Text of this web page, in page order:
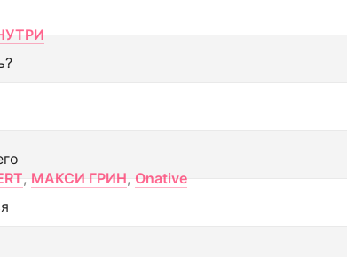
, МАКСИ ГРИН, Onative